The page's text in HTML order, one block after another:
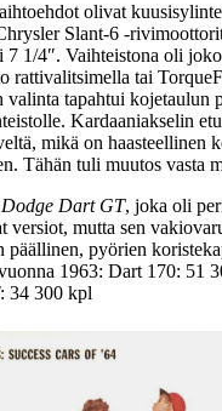
olivat
Slant-6 -
7 1/4″. Vaihteistona oli
rattivalitsimella tai
valinta tapahtui kojetaulun
Kardaaniakselin
mikä on haasteellinen
Tähän tuli muutos vasta
Dodge Dart GT, joka oli
versiot, mutta sen
päällinen, pyörien
1963: Dart 170: 51
34 300 kpl